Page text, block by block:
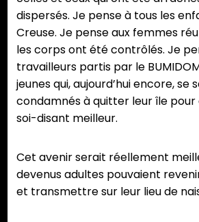
dispersés. Je pense à tous les
Creuse. Je pense aux femmes
les corps ont été contrôlés. Je
travailleurs partis par le
jeunes qui, aujourd’hui encore, se
condamnés à quitter leur île pour
soi-disant meilleur.
Cet avenir serait réellement
devenus adultes pouvaient
et transmettre sur leur lieu de